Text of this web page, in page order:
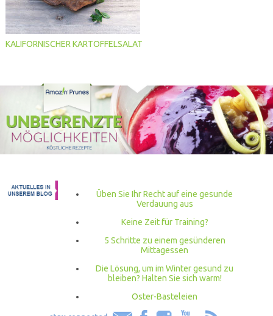
KALIFORNISCHER KARTOFFELSALAT
Üben Sie Ihr Recht auf eine gesunde
Verdauung aus
Keine Zeit für Training?
5 Schritte zu einem gesünderen
Mittagessen
Die Lösung, um im Winter gesund zu
bleiben? Halten Sie sich warm!
Oster-Basteleien